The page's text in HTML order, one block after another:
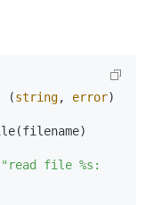
(string, error)
"read file %s: